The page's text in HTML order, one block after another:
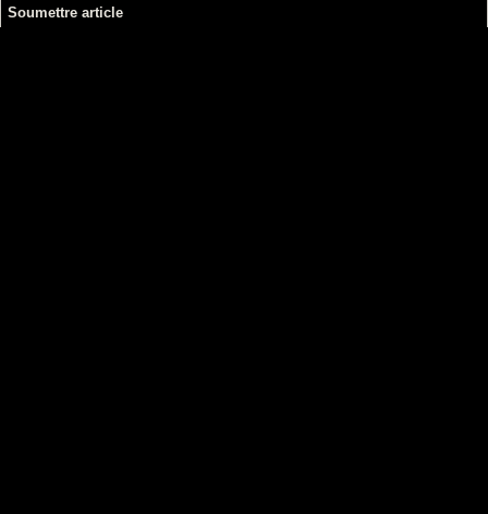
Soumettre article